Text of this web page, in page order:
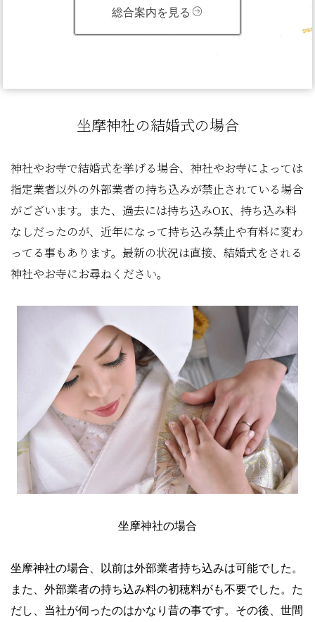
総合案内を見る
坐摩神社の結婚式の場合
神社やお寺で結婚式を挙げる場合、神社やお寺によっては
指定業者以外の外部業者の持ち込みが禁止されている場合
がございます。また、過去には持ち込みOK、持ち込み料
なしだったのが、近年になって持ち込み禁止や有料に変わ
ってる事もあります。最新の状況は直接、結婚式をされる
神社やお寺にお尋ねください。
坐摩神社の場合
坐摩神社の場合、以前は外部業者持ち込みは可能でした。
また、外部業者の持ち込み料の初穂料がも不要でした。た
だし、当社が伺ったのはかなり昔の事です。その後、世間